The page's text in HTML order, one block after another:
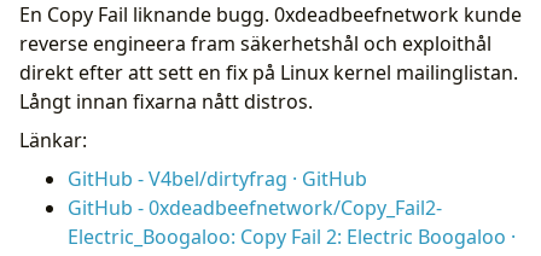
En Copy Fail liknande bugg. 0xdeadbeefnetwork kunde
reverse engineera fram säkerhetshål och exploithål
direkt efter att sett en fix på Linux kernel mailinglistan.
Långt innan fixarna nått distros.
Länkar:
GitHub - V4bel/dirtyfrag · GitHub
GitHub - 0xdeadbeefnetwork/Copy_Fail2-
Electric_Boogaloo: Copy Fail 2: Electric Boogaloo ·